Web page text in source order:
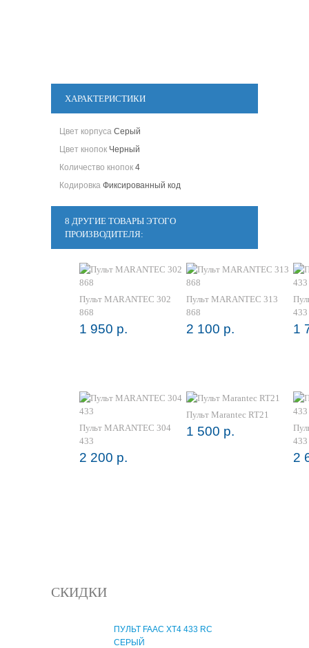
ХАРАКТЕРИСТИКИ
Цвет корпуса Серый
Цвет кнопок Черный
Количество кнопок 4
Кодировка Фиксированный код
8 ДРУГИЕ ТОВАРЫ ЭТОГО
ПРОИЗВОДИТЕЛЯ:
Пульт MARANTEC 302
868
1 950 р.
Пульт MARANTEC 313
868
2 100 р.
433
1
Пульт MARANTEC 304
433
2 200 р.
Пульт Marantec RT21
1 500 р.
433
2
СКИДКИ
ПУЛЬТ FAAC XT4 433 RC
СЕРЫЙ